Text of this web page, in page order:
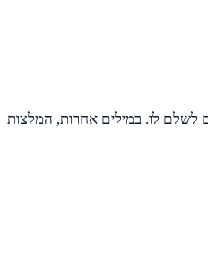
לשלם לו. במילים אחרות, המלצות